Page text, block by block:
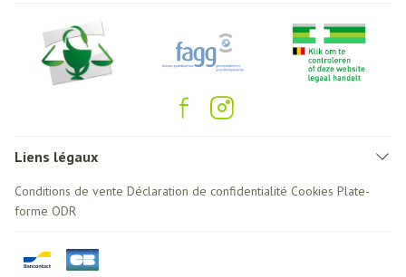
Liens légaux
Conditions de vente Déclaration de confidentialité Cookies Plate-
forme ODR